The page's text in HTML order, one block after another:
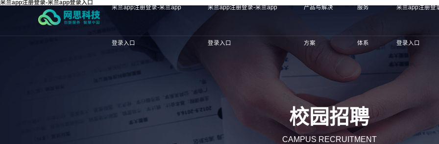
米兰app注册登录-米兰app登录入口
米兰app注册登录-米兰app
登录入口
米兰app注册登录-米兰app
登录入口
产品与解决
方案
服务
体系
米兰app注册登
登录入口
校园招聘
CAMPUS RECRUITMENT